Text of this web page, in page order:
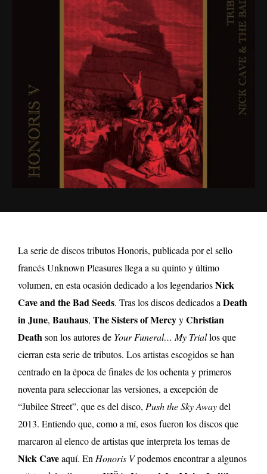
La serie de discos tributos Honoris, publicada por el sello
francés Unknown Pleasures llega a su quinto y último
volumen, en esta ocasión dedicado a los legendariosNick
Cave and the Bad Seeds. Tras los discos dedicados aDeath
in June, Bauhaus, The Sisters of MercyyChristian
Deathson los autores de Your Funeral… My Triallos que
cierran esta serie de tributos. Los artistas escogidos se han
centrado en la época de finales de los ochenta y primeros
noventa para seleccionar las versiones, a excepción de
“Jubilee Street”, que es del disco, Push the Sky Awaydel
2013. Entiendo que, como a mí, esos fueron los discos que
marcaron al elenco de artistas que interpreta los temas de
Nick Caveaquí. EnHonoris Vpodemos encontrar a algunos